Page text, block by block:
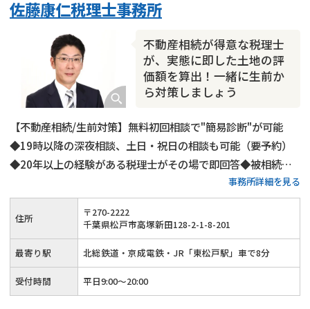
成年後見・任意後見 贈与税
相続人調査
相続財産調査
相続トラブル
不動産相続が得意な税理士
が、実態に即した土地の評
価額を算出！一緒に生前か
ら対策しましょう
佐藤康仁税理士事務所
【不動産相続/生前対策】無料初回相談で"簡易診断"が可能
◆19時以降の深夜相談、土日・祝日の相談も可能（要予約）
◆20年以上の経験がある税理士がその場で即回答◆被相続人
と相続人が理想とする相続を全力サポート◎不動産の相続・二
次相続や生命保険を使った相続税対策に関することなら当事務
所にお任せください！
事務所詳細を見る
住所 〒270-2222
千葉県松戸市高塚新田128-2-1-8-201
最寄り駅 北総鉄道・京成電鉄・JR「東松戸駅」車で8分
受付時間 平日9:00～20:00